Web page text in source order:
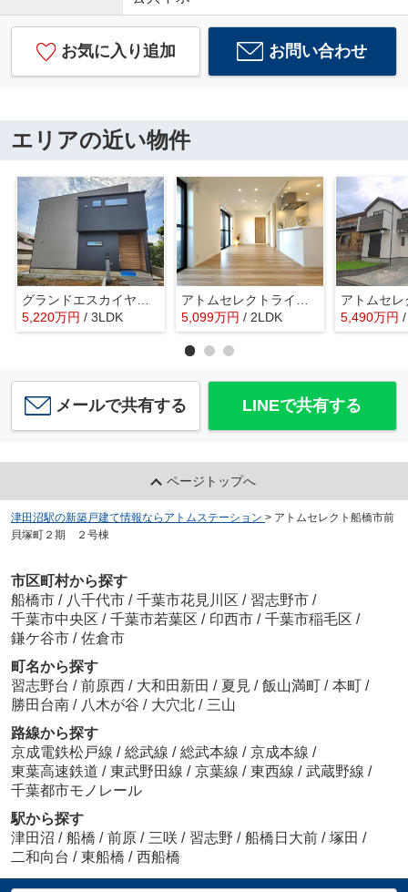
お気に入り追加 お問い合わせ
エリアの近い物件
グランドエスカイヤー二宮１丁目 ３号地
5,220万円 / 3LDK
アトムセレクトライオンズマンション船橋本町通り 9階
5,099万円 / 2LDK 5,490万円
メールで共有する LINEで共有する
ページトップへ
津田沼駅の新築戸建て情報ならアトムステーション > アトムセレクト船橋市前
貝塚町２期 ２号棟
市区町村から探す
船橋市 / 八千代市 / 千葉市花見川区 / 習志野市 /
千葉市中央区 / 千葉市若葉区 / 印西市 / 千葉市稲毛区 /
鎌ケ谷市 / 佐倉市
町名から探す
習志野台 / 前原西 / 大和田新田 / 夏見 / 飯山満町 / 本町 /
勝田台南 / 八木が谷 / 大穴北 / 三山
路線から探す
京成電鉄松戸線 / 総武線 / 総武本線 / 京成本線 /
東葉高速鉄道 / 東武野田線 / 京葉線 / 東西線 / 武蔵野線 /
千葉都市モノレール
駅から探す
津田沼 / 船橋 / 前原 / 三咲 / 習志野 / 船橋日大前 / 塚田 /
二和向台 / 東船橋 / 西船橋